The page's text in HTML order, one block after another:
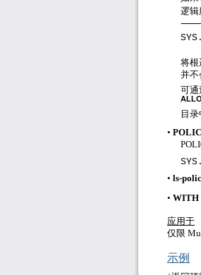
逻辑
将根
并不
可通
目
•
• ls-
• WITH
应用于
仅限
示例